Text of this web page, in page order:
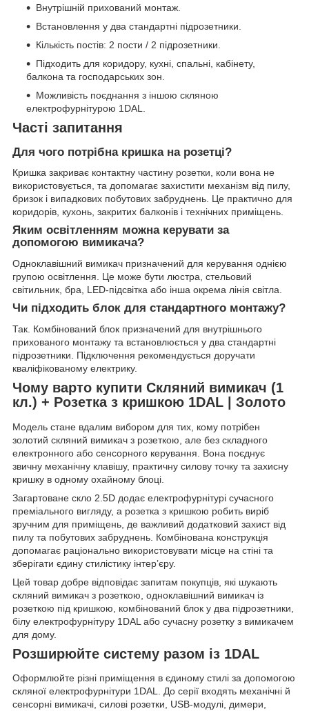
Внутрішній прихований монтаж.
Встановлення у два стандартні підрозетники.
Кількість постів: 2 пости / 2 підрозетники.
Підходить для коридору, кухні, спальні, кабінету,
балкона та господарських зон.
Можливість поєднання з іншою скляною
електрофурнітурою 1DAL.
Часті запитання
Для чого потрібна кришка на розетці?
Кришка закриває контактну частину розетки, коли вона не
використовується, та допомагає захистити механізм від пилу,
бризок і випадкових побутових забруднень. Це практично для
коридорів, кухонь, закритих балконів і технічних приміщень.
Яким освітленням можна керувати за
допомогою вимикача?
Одноклавішний вимикач призначений для керування однією
групою освітлення. Це може бути люстра, стельовий
світильник, бра, LED-підсвітка або інша окрема лінія світла.
Чи підходить блок для стандартного монтажу?
Так. Комбінований блок призначений для внутрішнього
прихованого монтажу та встановлюється у два стандартні
підрозетники. Підключення рекомендується доручати
кваліфікованому електрику.
Чому варто купити Скляний вимикач (1
кл.) + Розетка з кришкою 1DAL | Золото
Модель стане вдалим вибором для тих, кому потрібен
золотий скляний вимикач з розеткою, але без складного
електронного або сенсорного керування. Вона поєднує
звичну механічну клавішу, практичну силову точку та захисну
кришку в одному охайному блоці.
Загартоване скло 2.5D додає електрофурнітурі сучасного
преміального вигляду, а розетка з кришкою робить виріб
зручним для приміщень, де важливий додатковий захист від
пилу та побутових забруднень. Комбінована конструкція
допомагає раціонально використовувати місце на стіні та
зберігати єдину стилістику інтер’єру.
Цей товар добре відповідає запитам покупців, які шукають
скляний вимикач з розеткою, одноклавішний вимикач із
розеткою під кришкою, комбінований блок у два підрозетники,
білу електрофурнітуру 1DAL або сучасну розетку з вимикачем
для дому.
Розширюйте систему разом із 1DAL
Оформлюйте різні приміщення в єдиному стилі за допомогою
скляної електрофурнітури 1DAL. До серії входять механічні й
сенсорні вимикачі, силові розетки, USB-модулі, димери,